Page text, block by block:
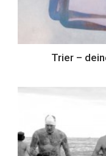
Trier –